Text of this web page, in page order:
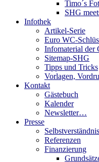
Timo´s
SHG
Infothek
Artikel-Serie
Euro WC-
Infomaterial der
Sitemap-SHG
Tipps und Tricks
Vorlagen,
Kontakt
Gästebuch
Kalender
Newsletter…
Presse
Selbstverständnis
Referenzen
Finanzierung